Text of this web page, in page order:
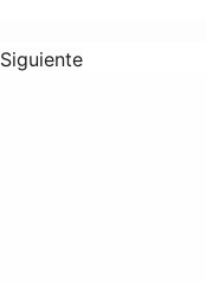
Siguiente